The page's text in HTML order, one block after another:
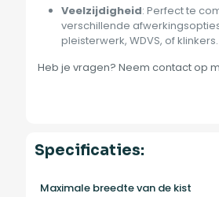
Veelzijdigheid: Perfect te
verschillende
pleisterwerk, WDVS, of klinkers.
Heb je vragen? Neem contact op
Specificaties:
Maximale breedte van de kist